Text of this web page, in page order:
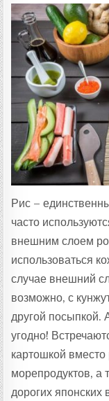
Рис –
часто
внешним слоем
использоваться
случае внешний
возможно, с
другой посыпкой.
угодно!
картошкой
морепродуктов, а
дорогих японских